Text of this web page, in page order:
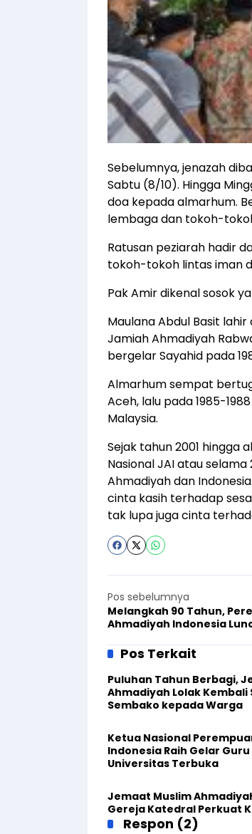
Sebelumnya, jenazah
Sabtu (8/10). Hingga
doa kepada almarhum.
lembaga dan tokoh-
Ratusan peziarah hadir
tokoh-tokoh lintas iman
Pak Amir dikenal sosok
Maulana Abdul Basit lahir
Jamiah Ahmadiyah
bergelar Sayahid pada
Almarhum sempat
Aceh, lalu pada 1985-
Malaysia.
Sejak tahun 2001 hingga
Nasional JAI atau
Ahmadiyah dan
cinta kasih terhadap
tak lupa juga cinta
Pos sebelumnya
Melangkah 90 Tahun,
Ahmadiyah Indonesia
Pos Terkait
Puluhan Tahun Berbagi,
Ahmadiyah Lolak Kembali
Sembako kepada Warga
Ketua Nasional
Indonesia Raih Gelar
Universitas Terbuka
Jemaat Muslim
Gereja Katedral Perkuat
Respon (2)